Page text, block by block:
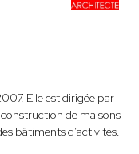
Elle est dirigée par
de maisons
bâtiments d’activités.